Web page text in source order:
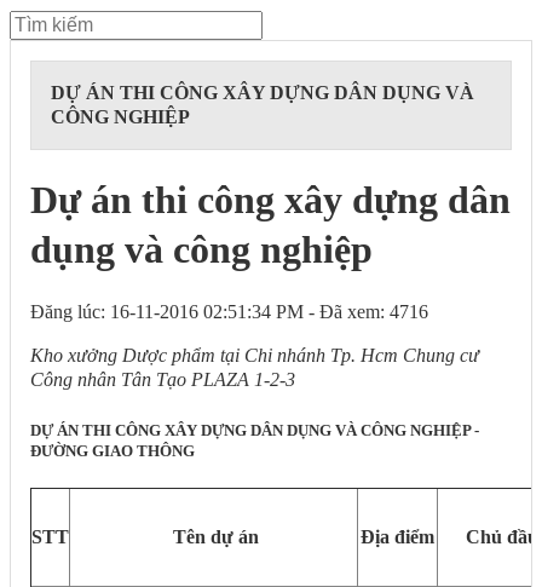
DỰ ÁN THI CÔNG XÂY DỰNG DÂN DỤNG VÀ
CÔNG NGHIỆP
Dự án thi công xây dựng dân
dụng và công nghiệp
Đăng lúc: 16-11-2016 02:51:34 PM - Đã xem: 4716
Kho xưởng Dược phẩm tại Chi nhánh Tp. Hcm Chung cư
Công nhân Tân Tạo PLAZA 1-2-3
DỰ ÁN THI CÔNG XÂY DỰNG DÂN DỤNG VÀ CÔNG NGHIỆP -
ĐƯỜNG GIAO THÔNG
STT Tên dự án Địa điểm Chủ